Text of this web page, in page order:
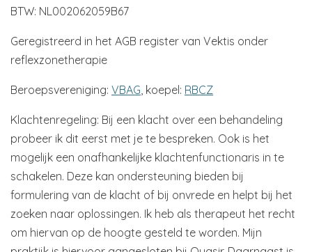
BTW: NL002062059B67
Geregistreerd in het AGB register van Vektis onder
reflexzonetherapie
Beroepsvereniging: VBAG , koepel: RBCZ
Klachtenregeling: Bij een klacht over een behandeling
probeer ik dit eerst met je te bespreken. Ook is het
mogelijk een onafhankelijke klachtenfunctionaris in te
schakelen. Deze kan ondersteuning bieden bij
formulering van de klacht of bij onvrede en helpt bij het
zoeken naar oplossingen. Ik heb als therapeut het recht
om hiervan op de hoogte gesteld te worden. Mijn